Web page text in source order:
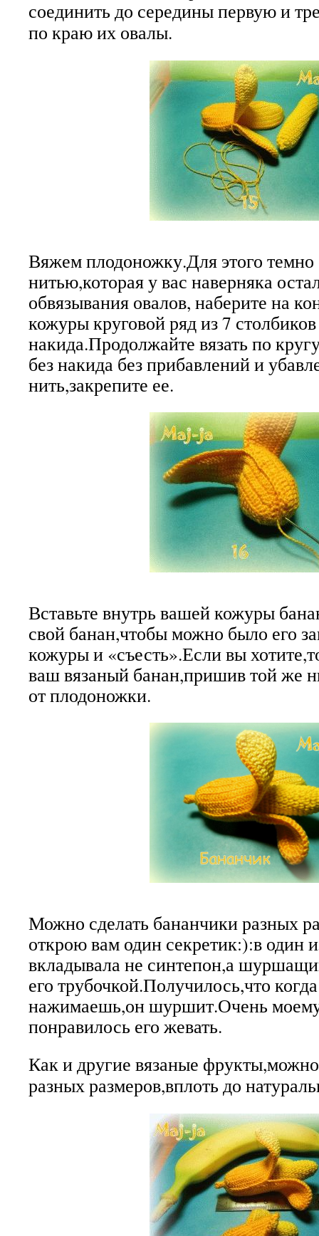
соединить до середины первую и
по краю их овалы.
Вяжем плодоножку.Для этого
нитью,которая у вас наверняка
обвязывания овалов, наберите на
кожуры круговой ряд из 7 столбиков
накида.Продолжайте вязать по
без накида без прибавлений и
нить,закрепите ее.
Вставьте внутрь вашей кожуры
свой банан,чтобы можно было его
кожуры и «съесть».Если вы
ваш вязаный банан,пришив той же
от плодоножки.
Можно сделать бананчики разных
открою вам один секретик:):в один
вкладывала не синтепон,а
его трубочкой.Получилось,что
нажимаешь,он шуршит.Очень
понравилось его жевать.
Как и другие вязаные
разных размеров,вплоть до